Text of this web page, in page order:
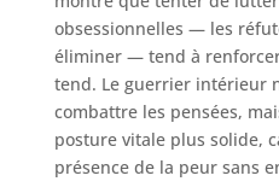
obsessionnelles — les
éliminer — tend à
tend. Le guerrier intérieur
combattre les pensées,
posture vitale plus solide,
présence de la peur sans